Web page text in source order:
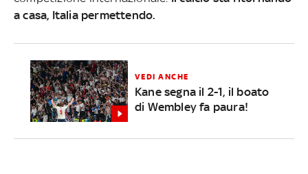
a casa, Italia permettendo.
VEDI ANCHE
Kane segna il 2-1, il boato
di Wembley fa paura!